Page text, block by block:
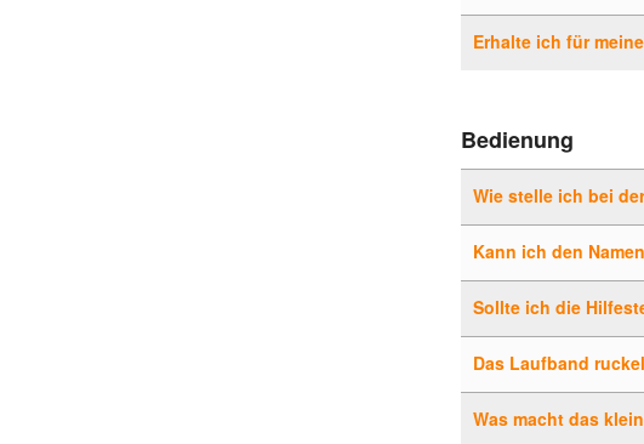
Erhalte ich für
Bedienung
Wie stelle ich bei
Kann ich den
Sollte ich die
Das Laufband
Was macht das